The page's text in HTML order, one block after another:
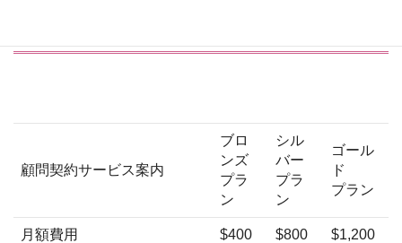
顧問契約サービス案内
ブロ
ンズ
プラ
ン
シル
バー
プラ
ン
ゴール
ド
プラン
月額費用 $400 $800 $1,200